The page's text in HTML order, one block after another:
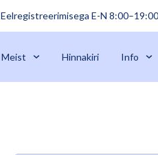
Eelregistreerimisega E-N
Meist Hinnakiri Info